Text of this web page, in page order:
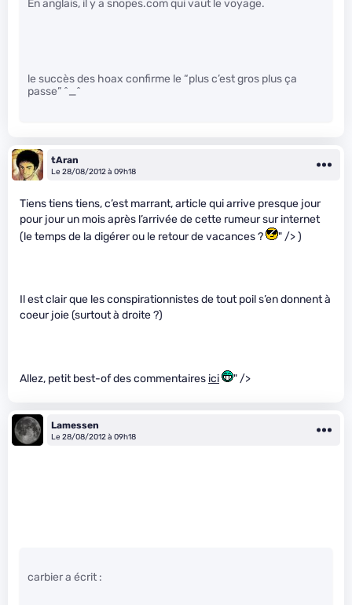
En anglais, il y a snopes.com qui vaut le voyage.
le succès des hoax confirme le “plus c’est gros plus ça
passe” ^_^
tAran
Le 28/08/2012 à 09h18
Tiens tiens tiens, c’est marrant, article qui arrive presque jour
pour jour un mois après l’arrivée de cette rumeur sur internet
(le temps de la digérer ou le retour de vacances ?
" /> )
Il est clair que les conspirationnistes de tout poil s’en donnent à
coeur joie (surtout à droite ?)
Allez, petit best-of des commentaires ici " />
Lamessen
Le 28/08/2012 à 09h18
carbier a écrit :